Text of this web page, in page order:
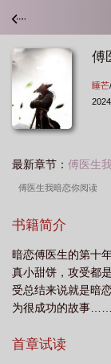
傅
睡芒
最新章节： 傅医生
傅医生我暗恋你阅读
你 笔趣阁
我暗恋你出书版 傅
透 傅医生我暗恋你3
阁 傅医生我暗恋你
医生我暗恋你txt全文阅读
书籍简介
暗恋傅医生的第十
真小甜饼，攻受都
受总结来说就是暗
为很成功的故事……
首章试读